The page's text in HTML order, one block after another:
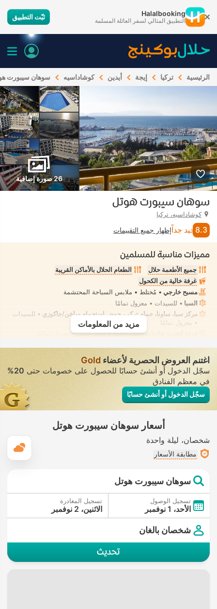
Halalbooking
التطبيق المثالي لسفر العائلة المسلمة ثبّت التطبيق
الرئيسية تركيا إيجة أيدين كوشاداسيه سوهان سيبورت
26 صورة إضافية
سوهان سيبورت هوتل
كوشاداسيه، تركيا
8.3 جيد جداًإظهار جميع التقييمات
مميزات مناسبة للمسلمين
جميع الأطعمة حلال
الطعام الحلال بالأماكن القريبة
غرفة خالية من الكحول
مسبح خارجي • مُختلط • ملابس السباحة المحتشمة
السبا • للسيدات • معزول تمامًا
مركز سبا، ساونا، حمام تركي، حوض استحمام ساخن/جاكوزي • للسيدات
• معزول تمامًا
غرفة لتقديم علاجات السبا، تدليك• تأجير خاص • معزول تمامًا
مزيد من المعلومات
اغتنم العروض الحصرية لأعضاء Gold
سجّل الدخول أو أنشئ حسابًا للحصول على خصومات حتى20%
في معظم الفنادق
سجّل الدخول أو أنشئ حسابًا
أسعار سوهان سيبورت هوتل
شخصان ليلة واحدة
مطابقة الأسعار
سوهان سيبورت هوتل
تسجيل الوصول
الأحد، 1 نوفمبر
تسجيل المغادرة
الاثنين، 2 نوفمبر
شخصان بالغان
تحديث